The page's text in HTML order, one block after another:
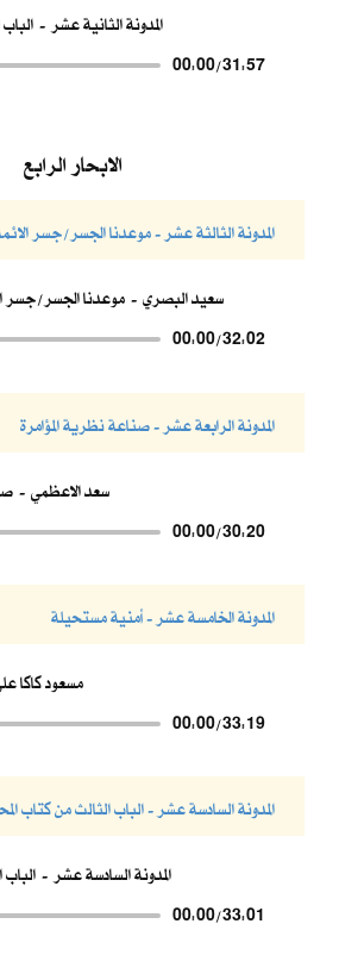
المدونة الثانية عشر
00:00/31:57
الابحار الرابع
المدونة الثالثة عشر - موعدنا الجسر/جسر
موعدنا الجسر/جسر سعيد البصري
00:00/32:02
المدونة الرابعة عشر - صناعة نظرية المؤامرة
سعد الاعظمي
00:00/30:20
المدونة الخامسة عشر - أمنية مستحيلة
مسعود كاكا
00:00/33:19
المدونة السادسة عشر - الباب الثالث من كتاب
المدونة السادسة عشر
00:00/33:01